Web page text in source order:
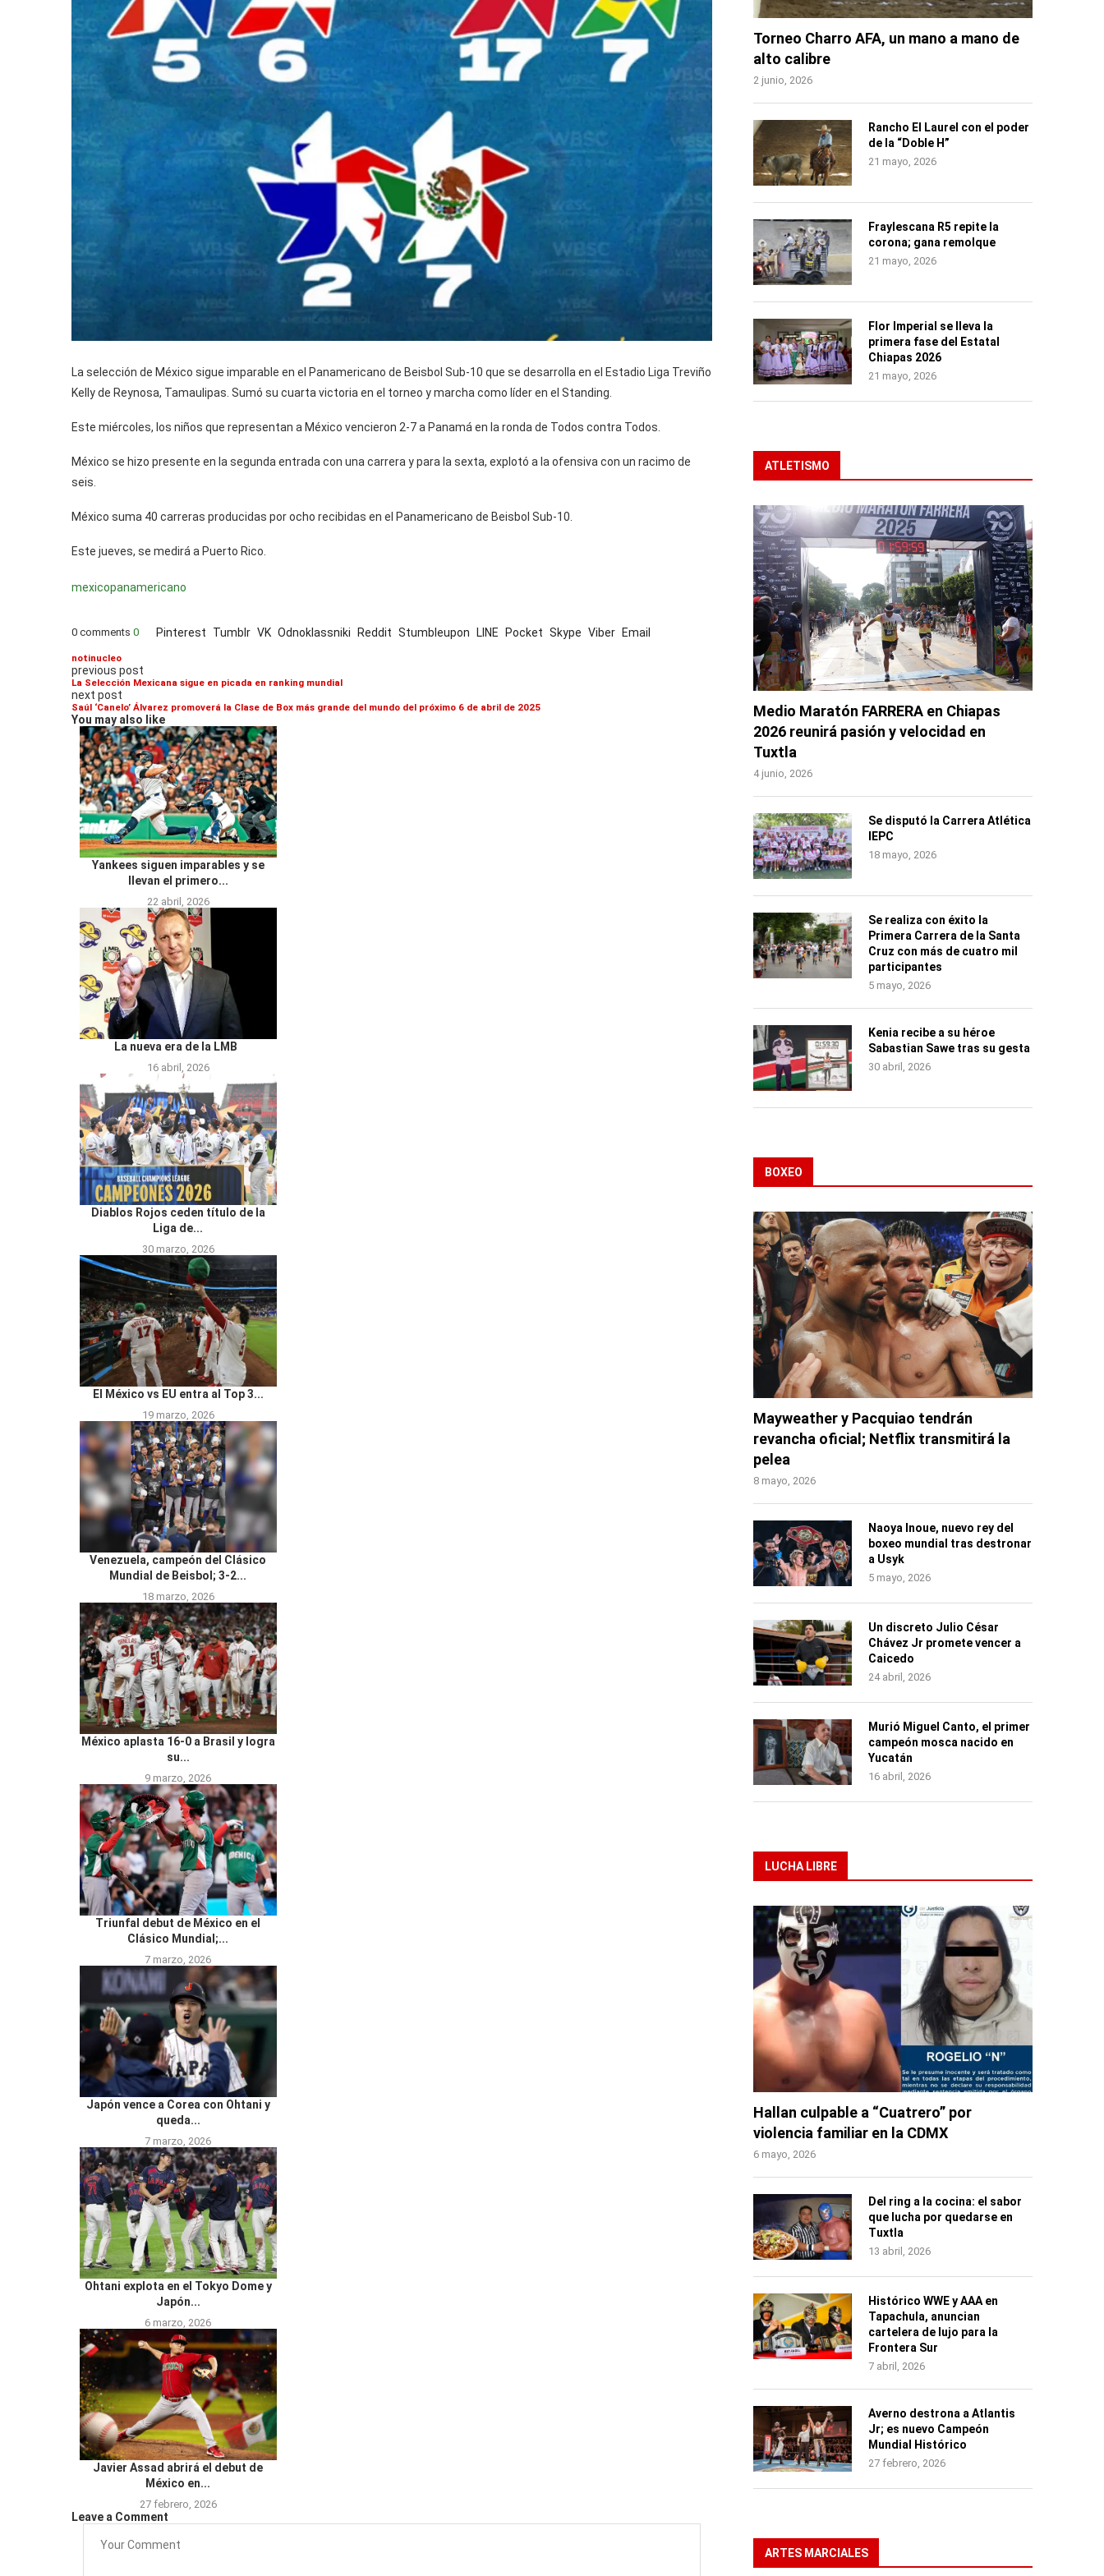
La selección de México sigue imparable en el Panamericano de Beisbol Sub-10 que se desarrolla en el Estadio Liga Treviño
Kelly de Reynosa, Tamaulipas. Sumó su cuarta victoria en el torneo y marcha como líder en el Standing.
Este miércoles, los niños que representan a México vencieron 2-7 a Panamá en la ronda de Todos contra Todos.
México se hizo presente en la segunda entrada con una carrera y para la sexta, explotó a la ofensiva con un racimo de
seis.
México suma 40 carreras producidas por ocho recibidas en el Panamericano de Beisbol Sub-10.
Este jueves, se medirá a Puerto Rico.
mexicopanamericano
0 comments 0 Pinterest Tumblr VK Odnoklassniki Reddit Stumbleupon LINE Pocket Skype Viber Email
notinucleo
previous post
La Selección Mexicana sigue en picada en ranking mundial
next post
Saúl ‘Canelo’ Álvarez promoverá la Clase de Box más grande del mundo del próximo 6 de abril de 2025
You may also like
Yankees siguen imparables y se
llevan el primero...
22 abril, 2026
La nueva era de la LMB
16 abril, 2026
Diablos Rojos ceden título de la
Liga de...
30 marzo, 2026
El México vs EU entra al Top 3...
19 marzo, 2026
Venezuela, campeón del Clásico
Mundial de Beisbol; 3-2...
18 marzo, 2026
México aplasta 16-0 a Brasil y logra
su...
9 marzo, 2026
Triunfal debut de México en el
Clásico Mundial;...
7 marzo, 2026
Japón vence a Corea con Ohtani y
queda...
7 marzo, 2026
Ohtani explota en el Tokyo Dome y
Japón...
6 marzo, 2026
Javier Assad abrirá el debut de
México en...
27 febrero, 2026
Leave a Comment
Torneo Charro AFA, un mano a mano de
alto calibre
2 junio, 2026
Rancho El Laurel con el poder
de la “Doble H”
21 mayo, 2026
Fraylescana R5 repite la
corona; gana remolque
21 mayo, 2026
Flor Imperial se lleva la
primera fase del Estatal
Chiapas 2026
21 mayo, 2026
ATLETISMO
Medio Maratón FARRERA en Chiapas
2026 reunirá pasión y velocidad en
Tuxtla
4 junio, 2026
Se disputó la Carrera Atlética
IEPC
18 mayo, 2026
Se realiza con éxito la
Primera Carrera de la Santa
Cruz con más de cuatro mil
participantes
5 mayo, 2026
Kenia recibe a su héroe
Sabastian Sawe tras su gesta
30 abril, 2026
BOXEO
Mayweather y Pacquiao tendrán
revancha oficial; Netflix transmitirá la
pelea
8 mayo, 2026
Naoya Inoue, nuevo rey del
boxeo mundial tras destronar
a Usyk
5 mayo, 2026
Un discreto Julio César
Chávez Jr promete vencer a
Caicedo
24 abril, 2026
Murió Miguel Canto, el primer
campeón mosca nacido en
Yucatán
16 abril, 2026
LUCHA LIBRE
Hallan culpable a “Cuatrero” por
violencia familiar en la CDMX
6 mayo, 2026
Del ring a la cocina: el sabor
que lucha por quedarse en
Tuxtla
13 abril, 2026
Histórico WWE y AAA en
Tapachula, anuncian
cartelera de lujo para la
Frontera Sur
7 abril, 2026
Averno destrona a Atlantis
Jr; es nuevo Campeón
Mundial Histórico
27 febrero, 2026
ARTES MARCIALES